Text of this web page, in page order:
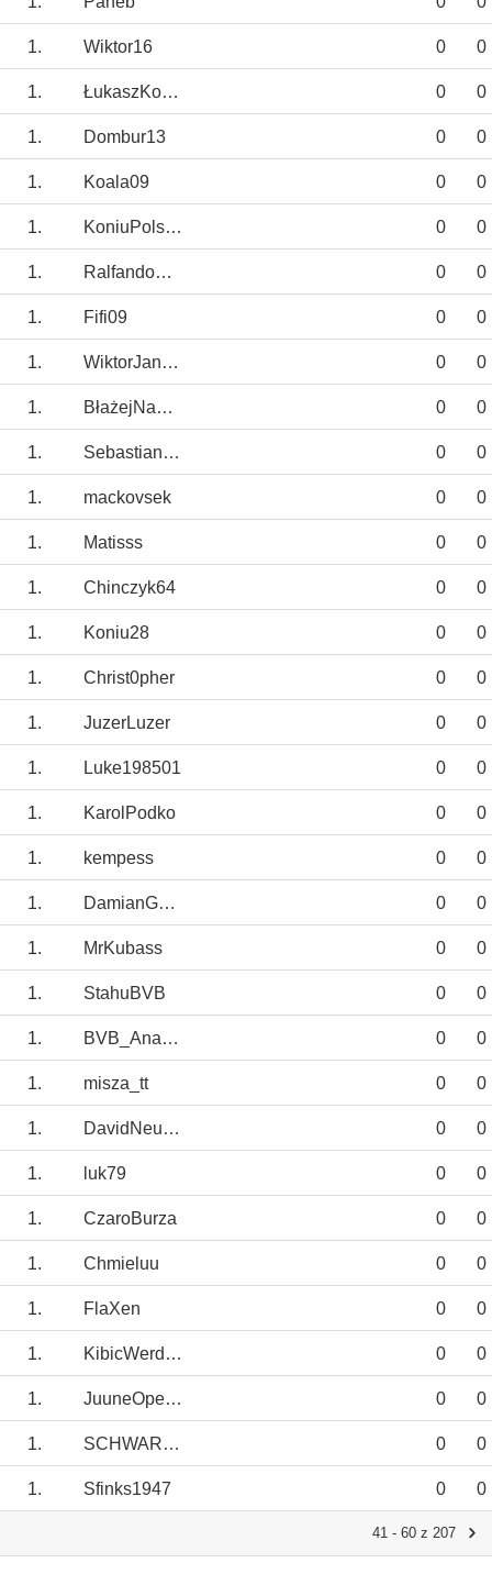
1. Wiktor16 0 0
1. ŁukaszKoleśnik 0 0
1. Dombur13 0 0
1. Koala09 0 0
1. KoniuPolska 0 0
1. Ralfandowski 0 0
1. Fifi09 0 0
1. WiktorJankowski 0 0
1. BłażejNawrocki 0 0
1. Sebastian.Mich 0 0
1. mackovsek 0 0
1. Matisss 0 0
1. Chinczyk64 0 0
1. Koniu28 0 0
1. Christ0pher 0 0
1. JuzerLuzer 0 0
1. Luke198501 0 0
1. KarolPodko 0 0
1. kempess 0 0
1. DamianGolab 0 0
1. MrKubass 0 0
1. StahuBVB 0 0
1. BVB_Anadolu09 0 0
1. misza_tt 0 0
1. DavidNeugebauer 0 0
1. luk79 0 0
1. CzaroBurza 0 0
1. Chmieluu 0 0
1. FlaXen 0 0
1. KibicWerderu 0 0
1. JuuneOpenda 0 0
1. SCHWARZGELB 0 0
1. Sfinks1947 0 0
41 - 60 z 207